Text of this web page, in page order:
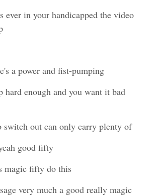
ever in your handicapped the video
a power and fist-pumping
enough and you want it bad
switch out can only carry plenty of
good fifty
magic fifty do this
very much a good really magic